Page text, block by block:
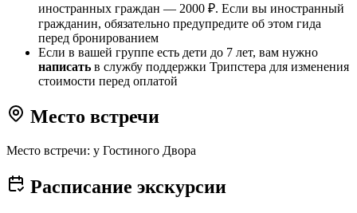
иностранных граждан — 2000 ₽. Если вы иностранный
гражданин, обязательно предупредите об этом гида
перед бронированием
Если в вашей группе есть дети до 7 лет, вам нужно
написать в службу поддержки Трипстера для изменения
стоимости перед оплатой
Место встречи
Место встречи: у Гостиного Двора
Расписание экскурсии